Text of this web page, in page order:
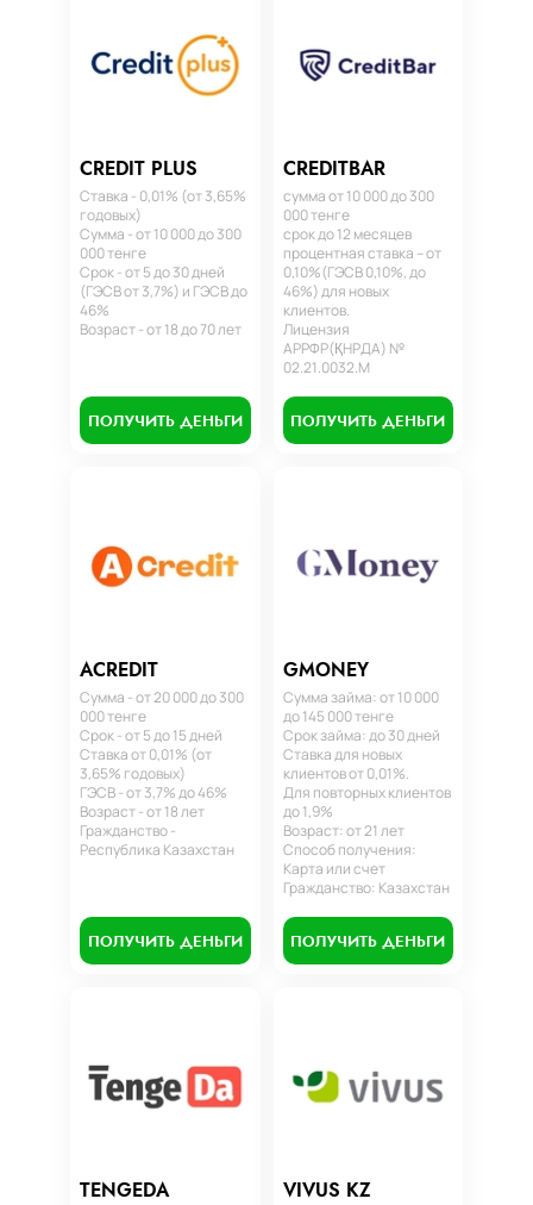
CREDIT PLUS
Ставка - 0,01% (от 3,65%
годовых)
Сумма - от 10 000 до 300
000 тенге
Срок - от 5 до 30 дней
(ГЭСВ от 3,7%) и ГЭСВ до
46%
Возраст - от 18 до 70 лет
ПОЛУЧИТЬ ДЕНЬГИ
CREDITBAR
сумма от 10 000 до 300
000 тенге
срок до 12 месяцев
процентная ставка – от
0,10%(ГЭСВ 0,10%, до
46%) для новых
клиентов.
Лицензия
АРРФР(ҚНРДА) №
02.21.0032.М
ПОЛУЧИТЬ ДЕНЬГИ
ACREDIT
Сумма - от 20 000 до 300
000 тенге
Срок - от 5 до 15 дней
Ставка от 0,01% (от
3,65% годовых)
ГЭСВ - от 3,7% до 46%
Возраст - от 18 лет
Гражданство -
Республика Казахстан
ПОЛУЧИТЬ ДЕНЬГИ
GMONEY
Сумма займа: от 10 000
до 145 000 тенге
Срок займа: до 30 дней
Ставка для новых
клиентов от 0,01%.
Для повторных клиентов
до 1,9%
Возраст: от 21 лет
Способ получения:
Карта или счет
Гражданство: Казахстан
ПОЛУЧИТЬ ДЕНЬГИ
TENGEDA VIVUS KZ